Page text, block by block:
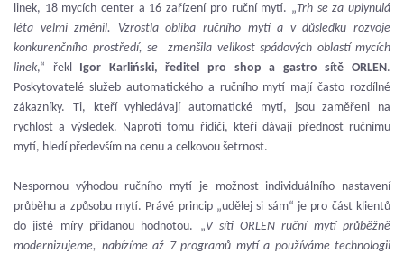
linek, 18 mycích center a 16 zařízení pro ruční mytí. „Trh se za uplynulá
léta velmi změnil. Vzrostla obliba ručního mytí a v důsledku rozvoje
konkurenčního prostředí, se zmenšila velikost spádových oblastí mycích
linek,“ řekl Igor Karliński, ředitel pro shop a gastro sítě ORLEN .
Poskytovatelé služeb automatického a ručního mytí mají často rozdílné
zákazníky. Ti, kteří vyhledávají automatické mytí, jsou zaměřeni na
rychlost a výsledek. Naproti tomu řidiči, kteří dávají přednost ručnímu
mytí, hledí především na cenu a celkovou šetrnost.
Nespornou výhodou ručního mytí je možnost individuálního nastavení
průběhu a způsobu mytí. Právě princip „udělej si sám“ je pro část klientů
do jisté míry přidanou hodnotou. „V síti ORLEN ruční mytí průběžně
modernizujeme, nabízíme až 7 programů mytí a používáme technologii